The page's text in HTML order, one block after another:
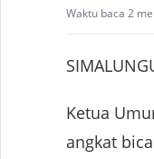
Waktu baca 2
Ketua
angkat